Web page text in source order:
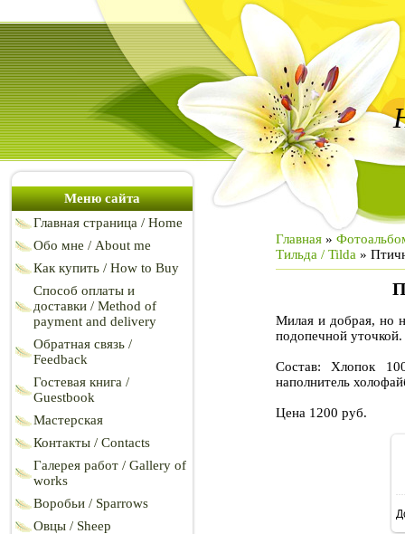
Меню сайта
Главная страница / Home
Обо мне / About me
Как купить / How to Buy
Способ оплаты и
доставки / Method of
payment and delivery
Обратная связь /
Feedback
Гостевая книга /
Guestbook
Мастерская
Контакты / Contacts
Галерея работ / Gallery of
works
Воробьи / Sparrows
Овцы / Sheep
Главная »
Тильда / Tilda »
Милая и добрая, но
подопечной уточкой.
Состав: Хлопок
наполнитель
Цена 1200 руб.